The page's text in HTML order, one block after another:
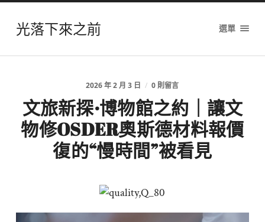
光落下來之前 選單
2026 年 2 月 3 日 / 0 則留言
文旅新探·博物館之約｜讓文
物修OSDER奧斯德材料報價
復的“慢時間”被看見